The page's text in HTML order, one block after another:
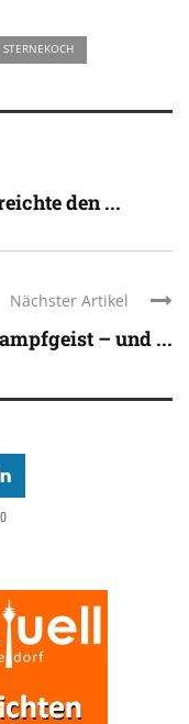
STERNEKOCH
den ...
Nächster Artikel
– und ...
0